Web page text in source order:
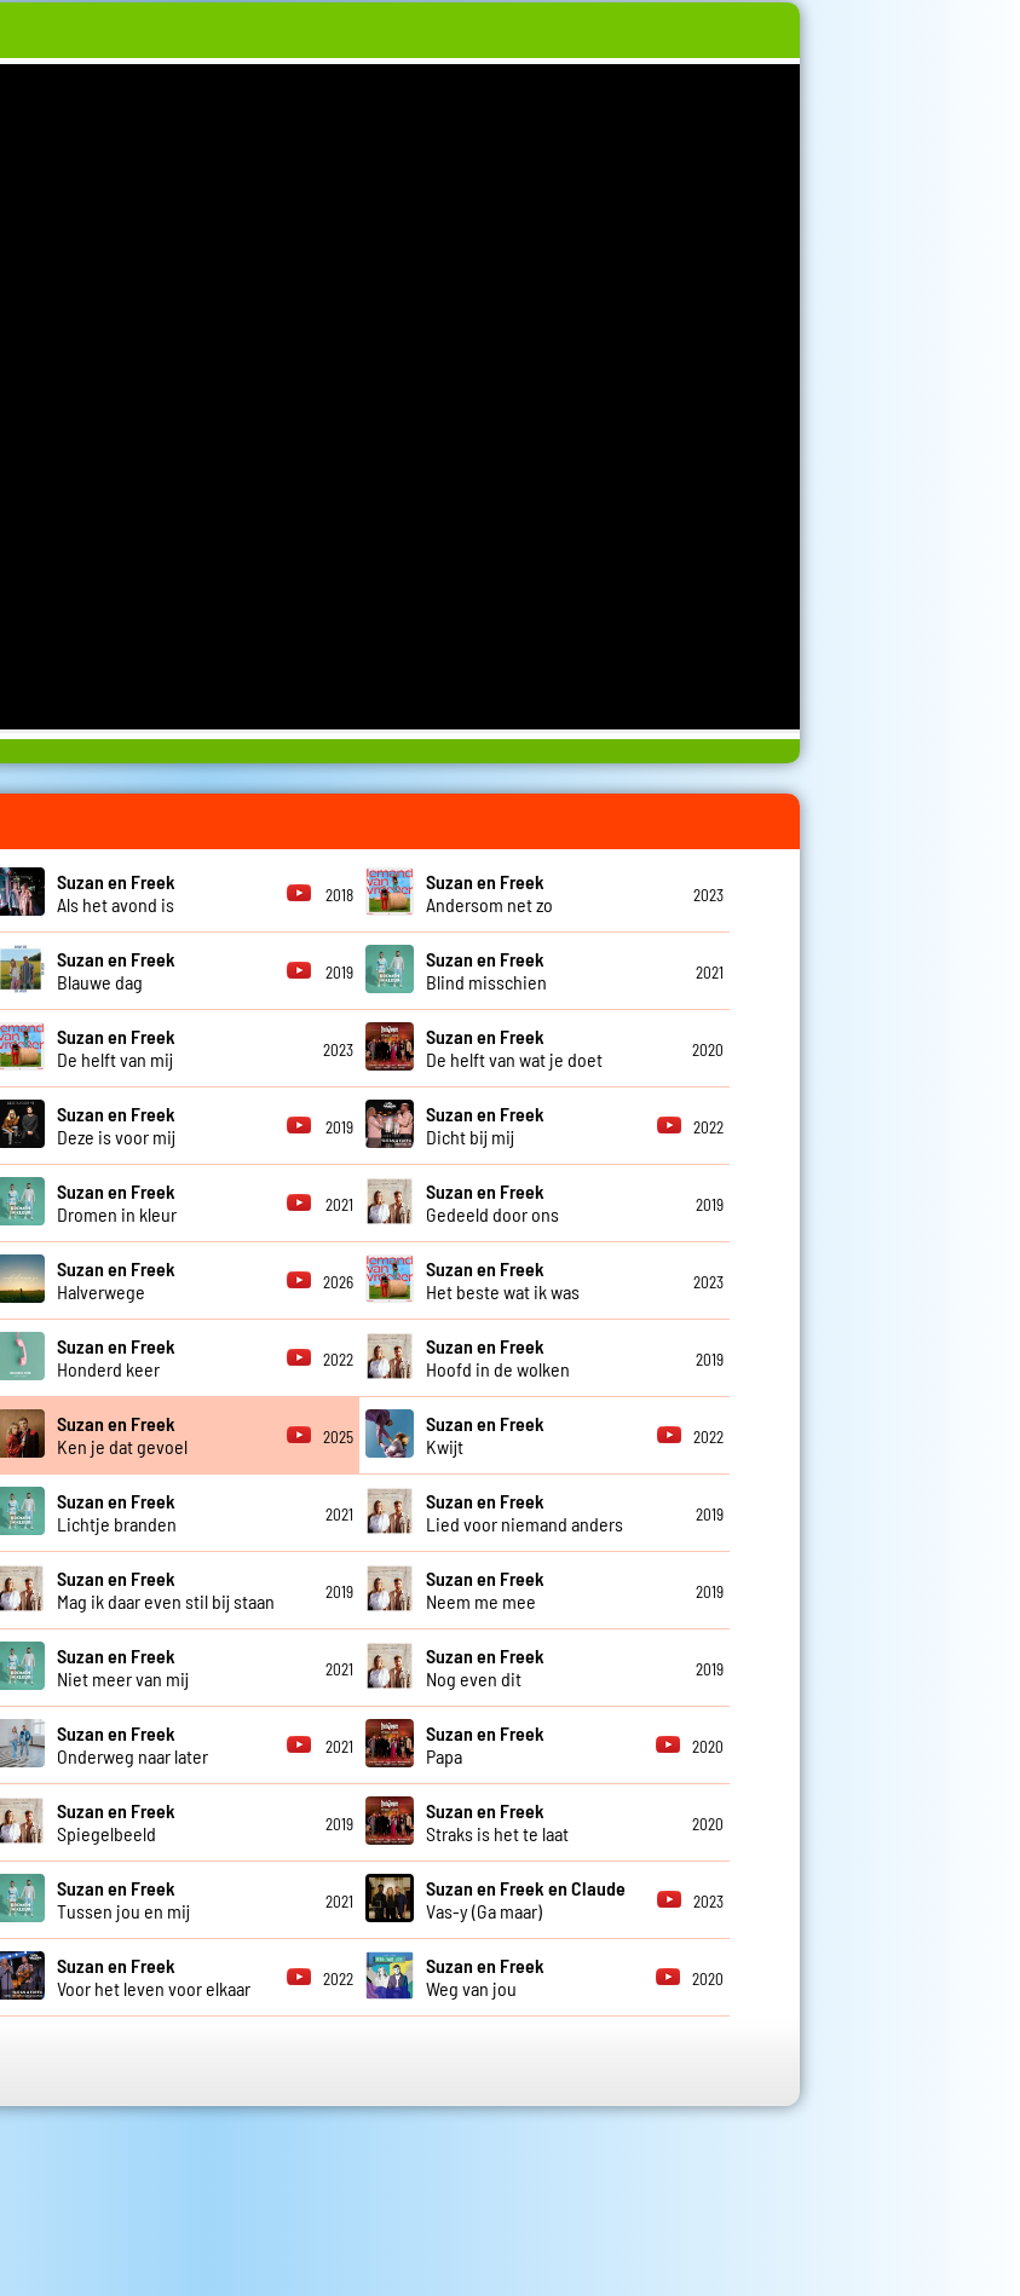
Suzan en Freek
Als het avond is
2018
Suzan en Freek
Andersom net zo
2023
Suzan en Freek
Blauwe dag
2019
Suzan en Freek
Blind misschien
2021
Suzan en Freek
De helft van mij
2023
Suzan en Freek
De helft van wat je doet
2020
Suzan en Freek
Deze is voor mij
2019
Suzan en Freek
Dicht bij mij
2022
Suzan en Freek
Dromen in kleur
2021
Suzan en Freek
Gedeeld door ons
2019
Suzan en Freek
Halverwege
2026
Suzan en Freek
Het beste wat ik was
2023
Suzan en Freek
Honderd keer
2022
Suzan en Freek
Hoofd in de wolken
2019
Suzan en Freek
Ken je dat gevoel
2025
Suzan en Freek
Kwijt
2022
Suzan en Freek
Lichtje branden
2021
Suzan en Freek
Lied voor niemand anders
2019
Suzan en Freek
Mag ik daar even stil bij staan
2019
Suzan en Freek
Neem me mee
2019
Suzan en Freek
Niet meer van mij
2021
Suzan en Freek
Nog even dit
2019
Suzan en Freek
Onderweg naar later
2021
Suzan en Freek
Papa
2020
Suzan en Freek
Spiegelbeeld
2019
Suzan en Freek
Straks is het te laat
2020
Suzan en Freek
Tussen jou en mij
2021
Suzan en Freek en Claude
Vas-y (Ga maar)
2023
Suzan en Freek
Voor het leven voor elkaar
2022
Suzan en Freek
Weg van jou
2020